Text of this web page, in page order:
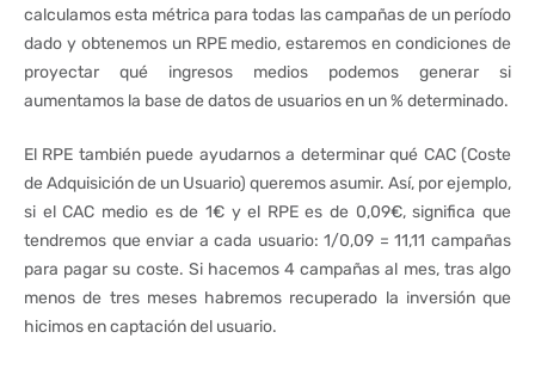
calculamos esta métrica para todas las campañas de un período
dado y obtenemos un RPE medio, estaremos en condiciones de
proyectar qué ingresos medios podemos generar si
aumentamos la base de datos de usuarios en un % determinado.
El RPE también puede ayudarnos a determinar qué CAC (Coste
de Adquisición de un Usuario) queremos asumir. Así, por ejemplo,
si el CAC medio es de 1€ y el RPE es de 0,09€, significa que
tendremos que enviar a cada usuario: 1/0,09 = 11,11 campañas
para pagar su coste. Si hacemos 4 campañas al mes, tras algo
menos de tres meses habremos recuperado la inversión que
hicimos en captación del usuario.